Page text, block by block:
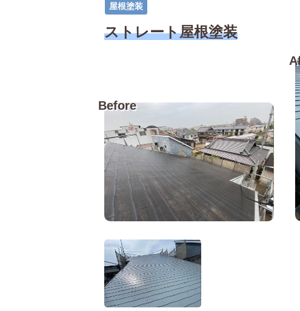
屋根塗装
ストレート屋根塗装